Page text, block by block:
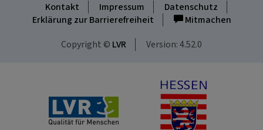
Kontakt Impressum
Datenschutz
Erklärung zur Barrierefreiheit
Mitmachen
Copyright © LVR Version: 4.52.0